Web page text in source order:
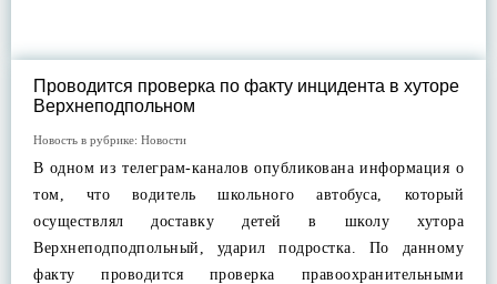
Проводится проверка по факту инцидента в хуторе
Верхнеподпольном
Новость в рубрике: Новости
В одном из телеграм-каналов опубликована информация о
том, что водитель школьного автобуса, который
осуществлял доставку детей в школу хутора
Верхнеподподпольный, ударил подростка. По данному
факту проводится проверка правоохранительными